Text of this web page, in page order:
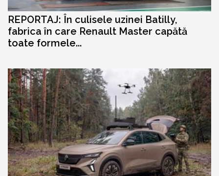
REPORTAJ: În culisele uzinei Batilly,
fabrica în care Renault Master capătă
toate formele...